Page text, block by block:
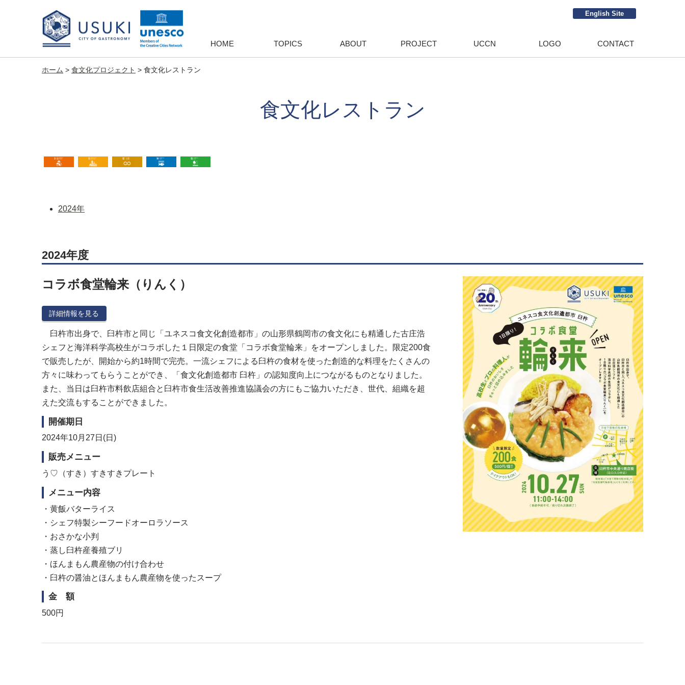
English Site
HOME TOPICS ABOUT PROJECT UCCN LOGO CONTACT
ホーム > 食文化プロジェクト > 食文化レストラン
食文化レストラン
９産業と技術革新の基盤を作ろう
11住み続けられるまちづくりを
12つくる責任つかう責任
14海の豊かさを守ろう
2024年
2024年度
コラボ食堂輪来（りんく）
詳細情報を見る
臼杵市出身で、臼杵市と同じ「ユネスコ食文化創造都市」の山形県鶴岡市の食文化にも精通した古庄浩
シェフと海洋科学高校生がコラボした１日限定の食堂「コラボ食堂輪来」をオープンしました。限定200食
で販売したが、開始から約1時間で完売。一流シェフによる臼杵の食材を使った創造的な料理をたくさんの
方々に味わってもらうことができ、「食文化創造都市 臼杵」の認知度向上につながるものとなりました。
また、当日は臼杵市料飲店組合と臼杵市食生活改善推進協議会の方にもご協力いただき、世代、組織を超
えた交流もすることができました。
開催期日
2024年10月27日(日)
販売メニュー
う♡（すき）すきすきプレート
メニュー内容
・黄飯バターライス
・シェフ特製シーフードオーロラソース
・おさかな小判
・蒸し臼杵産養殖ブリ
・ほんまもん農産物の付け合わせ
・臼杵の醤油とほんまもん農産物を使ったスープ
金 額
500円